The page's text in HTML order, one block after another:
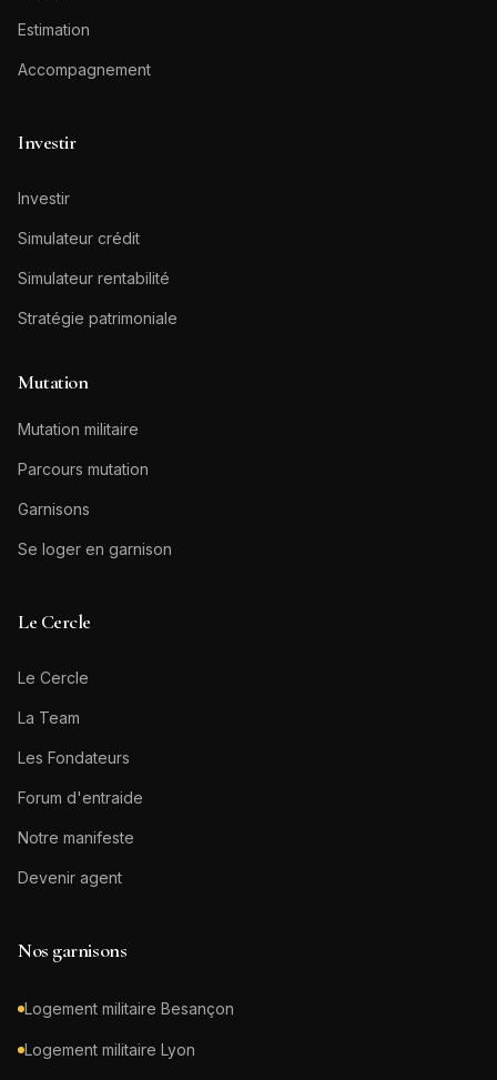
Estimation
Accompagnement
Investir
Investir
Simulateur crédit
Simulateur rentabilité
Stratégie patrimoniale
Mutation
Mutation militaire
Parcours mutation
Garnisons
Se loger en garnison
Le Cercle
Le Cercle
La Team
Les Fondateurs
Forum d'entraide
Notre manifeste
Devenir agent
Nos garnisons
Logement militaire Besançon
Logement militaire Lyon